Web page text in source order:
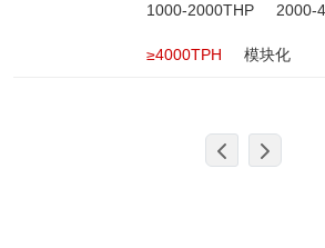
1000-2000THP 2000-
≥4000TPH 模块化